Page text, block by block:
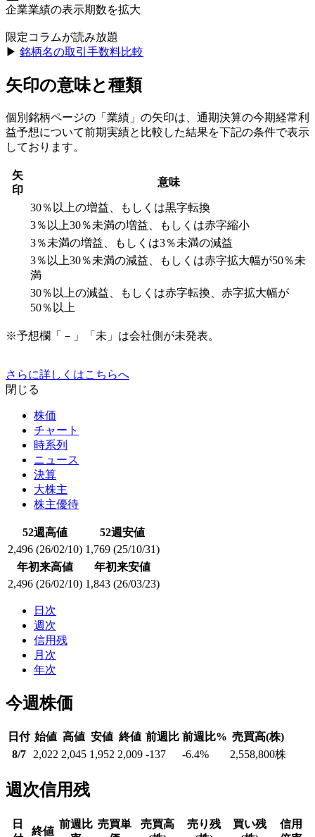
企業業績の表示期数を拡大
限定コラムが読み放題
▶︎ 銘柄名の取引手数料比較
矢印の意味と種類
個別銘柄ページの「業績」の矢印は、通期決算の今期経常利
益予想について前期実績と比較した結果を下記の条件で表示
しております。
矢
印
意味
30％以上の増益、もしくは黒字転換
3％以上30％未満の増益、もしくは赤字縮小
3％未満の増益、もしくは3％未満の減益
3％以上30％未満の減益、もしくは赤字拡大幅が50％未
満
30％以上の減益、もしくは赤字転換、赤字拡大幅が
50％以上
※予想欄「－」「未」は会社側が未発表。
さらに詳しくはこちらへ
閉じる
株価
チャート
時系列
ニュース
決算
大株主
株主優待
52週高値
52週安値
2,496 (26/02/10) 1,769 (25/10/31)
年初来高値
年初来安値
2,496 (26/02/10) 1,843 (26/03/23)
日次
週次
信用残
月次
年次
今週株価
日付 始値 高値 安値 終値 前週比 前週比% 売買高(株)
8/7 2,022 2,045 1,952 2,009 -137 -6.4% 2,558,800株
週次信用残
日
終値
前週比 売買単
売買高
売り残
買い残
信用